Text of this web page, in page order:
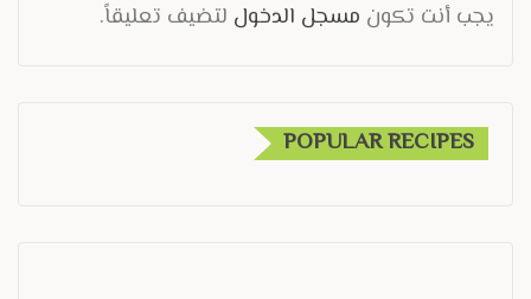
يجب أنت تكون مسجل الدخول لتضيف تعليقاً.
POPULAR RECIPES